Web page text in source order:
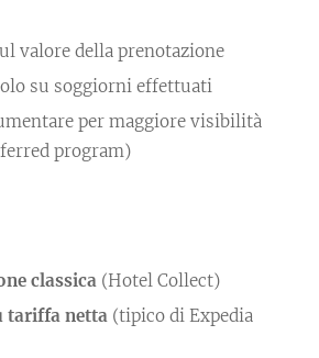
valore della prenotazione
su soggiorni effettuati
per maggiore visibilità
program)
classica (Hotel Collect)
tariffa netta (tipico di Expedia